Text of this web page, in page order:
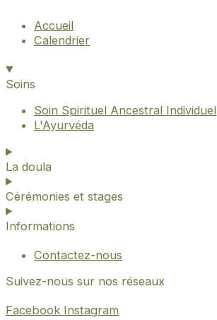
Accueil
Calendrier
Soins
Soin Spirituel Ancestral Individuel
L'Ayurvéda
La doula
Cérémonies et stages
Informations
Contactez-nous
Suivez-nous sur nos réseaux
Facebook Instagram